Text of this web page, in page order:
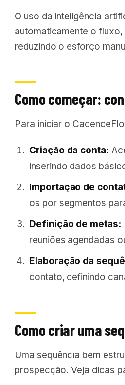
O uso da inteligência
automaticamente o
reduzindo o esforço
Como começar:
Para iniciar o
Criação da conta:
inserindo dados
Importação de
os por segmentos
Definição de metas:
reuniões agendadas
Elaboração da
contato, definindo
Como criar uma
Uma sequência bem
prospecção. Veja dicas